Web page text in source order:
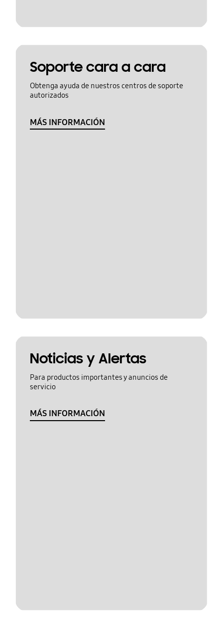
Soporte cara a cara
Obtenga ayuda de nuestros centros de soporte
autorizados
MÁS INFORMACIÓN
Noticias y Alertas
Para productos importantes y anuncios de
servicio
MÁS INFORMACIÓN